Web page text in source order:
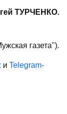
ТУРЧЕНКО.
газета").
и Telegram-